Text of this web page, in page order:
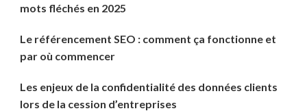
mots fléchés en 2025
Le référencement SEO : comment ça fonctionne et
par où commencer
Les enjeux de la confidentialité des données clients
lors de la cession d’entreprises